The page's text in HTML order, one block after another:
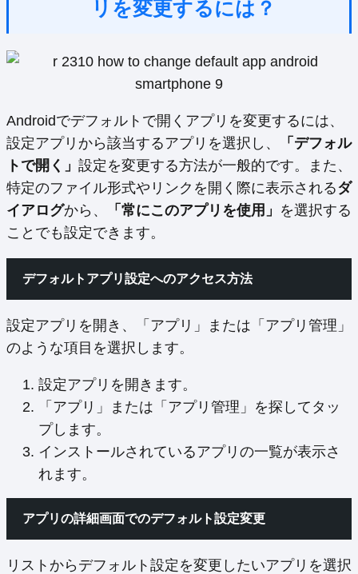
リを変更するには？
Androidでデフォルトで開くアプリを変更するには、
設定アプリから該当するアプリを選択し、
「デフォル
トで開く」 設定を変更する方法が一般的です。また、
特定のファイル形式やリンクを開く際に表示されるダ
イアログから、 「常にこのアプリを使用」 を選択する
ことでも設定できます。
デフォルトアプリ設定へのアクセス方法
設定アプリを開き、「アプリ」または「アプリ管理」
のような項目を選択します。
設定アプリを開きます。
「アプリ」または「アプリ管理」を探してタッ
プします。
インストールされているアプリの一覧が表示さ
れます。
アプリの詳細画面でのデフォルト設定変更
リストからデフォルト設定を変更したいアプリを選択